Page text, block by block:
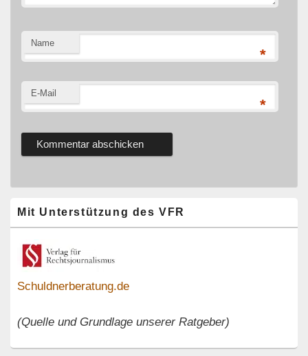
Name
*
E-Mail
*
Seitenleisten-
Widgetbereich
Mit Unterstützung des VFR
Schuldnerberatung.de
(Quelle und Grundlage unserer Ratgeber)